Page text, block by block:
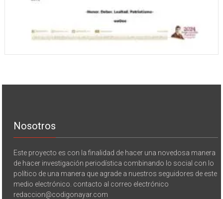
Nosotros
Este proyecto es con la finalidad de hacer una novedosa manera
de hacer investigación periodística combinando lo social con lo
político de una manera que agrade a nuestros seguidores de este
medio electrónico. contacto al correo electrónico
redaccion@codigonayar.com